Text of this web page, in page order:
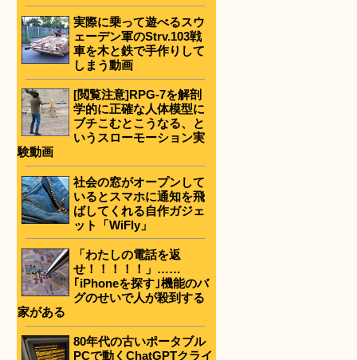
実際に乗って遊べるスウ
ェーデン軍のStrv.103戦
車を木と鉄で手作りして
しまう動画
[閲覧注意]RPG-7を解剖
学的に正確な人体模型に
ブチこむとこうなる、と
いうスローモーション実
験動画
社会の窓がオープンして
いるとスマホに通知を飛
ばしてくれる自作ガジェ
ット「WiFly」
「わたしの電話を返
せ！！！！！」……
｢iPhoneを探す｣機能のバ
グのせいで人が殺到する
家がある
80年代の古いポータブル
PCで動くChatGPTクライ